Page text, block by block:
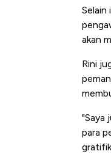
Selain
akan
Rini
"Saya
para